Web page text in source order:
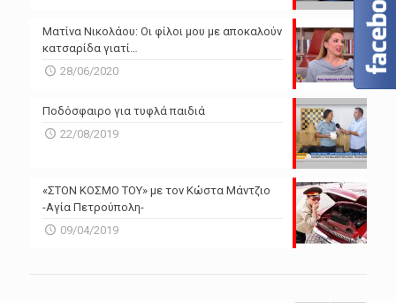
Ματίνα Νικολάου: Οι φίλοι μου με αποκαλούν
κατσαρίδα γιατί…
28/06/2020
Ποδόσφαιρο για τυφλά παιδιά
22/08/2019
«ΣΤΟΝ ΚΟΣΜΟ ΤΟΥ» με τον Κώστα Μάντζιο
-Αγία Πετρούπολη-
09/04/2019